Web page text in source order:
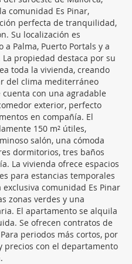
comunidad Es Pinar,
perfecta de tranquilidad,
Su localización es
Palma, Puerto Portals y a
propiedad destaca por su
toda la vivienda, creando
del clima mediterráneo
con una agradable
exterior, perfecto
en compañía. El
150 m² útiles,
salón, una cómoda
dormitorios, tres baños
La vivienda ofrece espacios
para estancias temporales
comunidad Es Pinar
zonas verdes y una
El apartamento se alquila
Se ofrecen contratos de
periodos más cortos, por
con el departamento